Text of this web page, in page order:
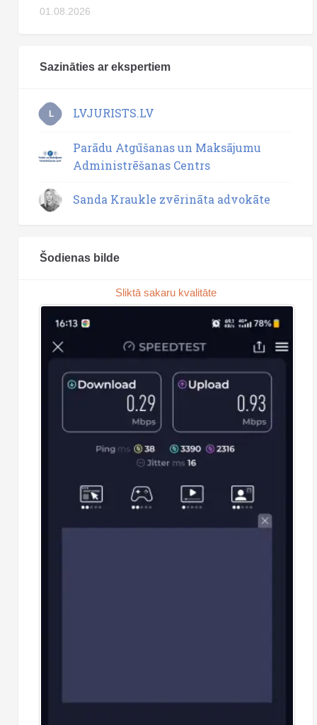
01.08.2026
Sazināties ar ekspertiem
L LVJURISTS.LV
Parādu Atgūšanas un Maksājumu
Administrēšanas Centrs
Sanda Kraukle zvērināta advokāte
Šodienas bilde
Sliktā sakaru kvalitāte